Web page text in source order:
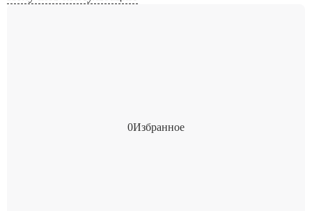
0Избранное